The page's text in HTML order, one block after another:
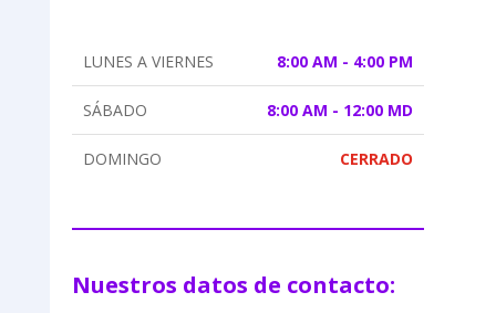
LUNES A VIERNES 8:00 AM - 4:00 PM
SÁBADO 8:00 AM - 12:00 MD
DOMINGO CERRADO
Nuestros datos de contacto: